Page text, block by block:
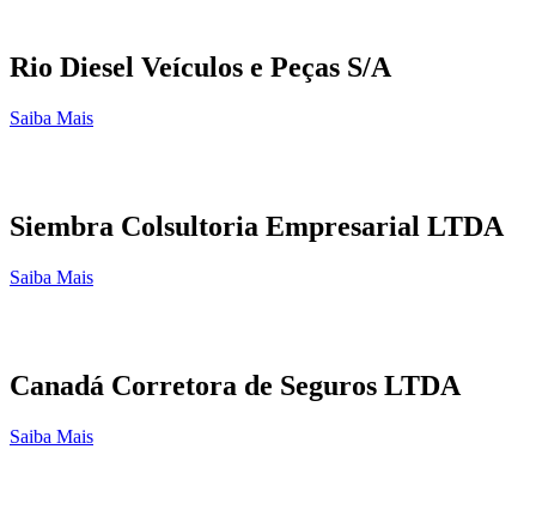
Rio Diesel Veículos e Peças S/A
Saiba Mais
Siembra Colsultoria Empresarial LTDA
Saiba Mais
Canadá Corretora de Seguros LTDA
Saiba Mais